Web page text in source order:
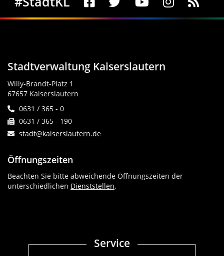
Stadtverwaltung Kaiserslautern
Willy-Brandt-Platz 1
67657 Kaiserslautern
0631 / 365 - 0
0631 / 365 - 190
stadt@kaiserslautern.de
Öffnungszeiten
Beachten Sie bitte abweichende Öffnungszeiten der
unterschiedlichen Dienststellen.
Service